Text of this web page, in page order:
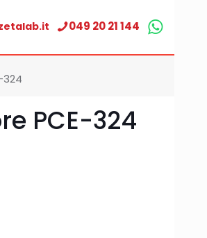
049 20 21 144
PCE-324